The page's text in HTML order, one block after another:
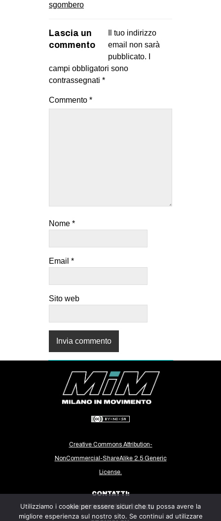
sgombero
Lascia un
commento
Il tuo indirizzo
email non sarà
pubblicato.
campi obbligatori sono
contrassegnati *
Commento *
Nome *
Email *
Sito web
Creative Commons Attribution-
NonCommercial-ShareAlike 2.5 Generic
License.
CONTATTI:
milanoinmovimento@gmail.com
Utilizziamo i cookie per essere sicuri che tu possa avere la
migliore esperienza sul nostro sito. Se continui ad utilizzare